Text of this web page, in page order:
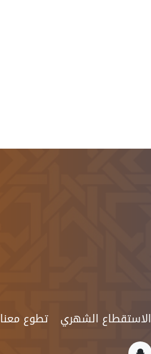
الاستقطاع الشهري تطوع معنا